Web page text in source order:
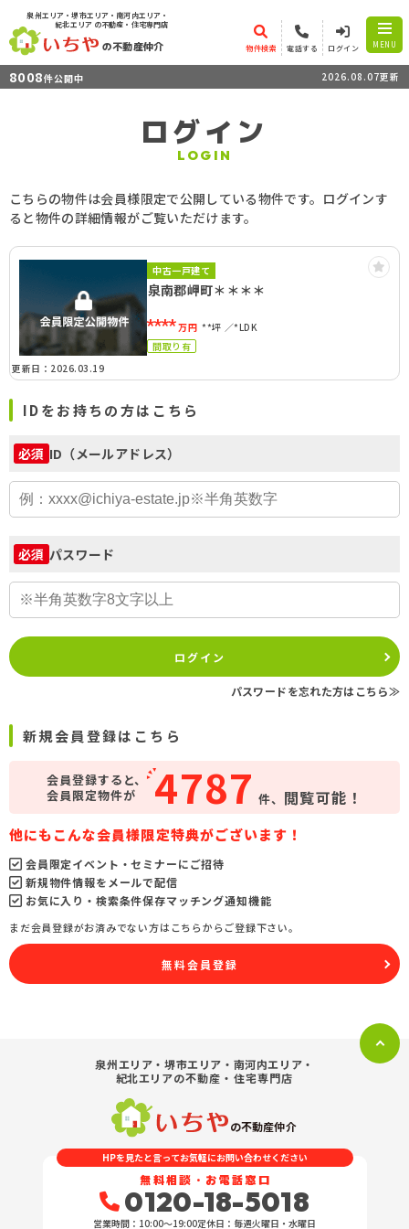
泉州エリア・堺市エリア・南河内エリア・
紀北エリア の不動産・住宅専門店
の不動産仲介 物件検索 電話する ログイン MENU
8008件公開中 2026.08.07更新
ログイン
LOGIN
こちらの物件は会員様限定で公開している物件です。ログインす
ると物件の詳細情報がご覧いただけます。
中古一戸建て
泉南郡岬町＊＊＊＊
****万円 **坪
*LDK
間取り有
更新日：2026.03.19
IDをお持ちの方はこちら
必須 ID（メールアドレス）
必須 パスワード
ログイン
パスワードを忘れた方はこちら≫
新規会員登録はこちら
会員登録すると、
会員限定物件が
4787 件、 閲覧可能！
他にもこんな会員様限定特典がございます！
会員限定イベント・セミナーにご招待
新規物件情報をメールで配信
お気に入り・検索条件保存マッチング通知機能
まだ会員登録がお済みでない方はこちらからご登録下さい。
無料会員登録
泉州エリア・堺市エリア・南河内エリア・
紀北エリアの不動産・住宅専門店
の不動産仲介
HPを見たと言ってお気軽にお問い合わせください
無料相談・お電話窓口
0120-18-5018
営業時間：10:00〜19:00定休日：毎週火曜日・水曜日